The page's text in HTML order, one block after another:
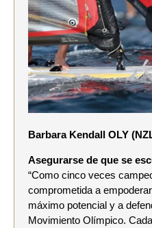
Barbara Kendall OLY
Asegurarse de que se
“Como cinco veces
comprometida a
máximo potencial y a
Movimiento Olímpico.